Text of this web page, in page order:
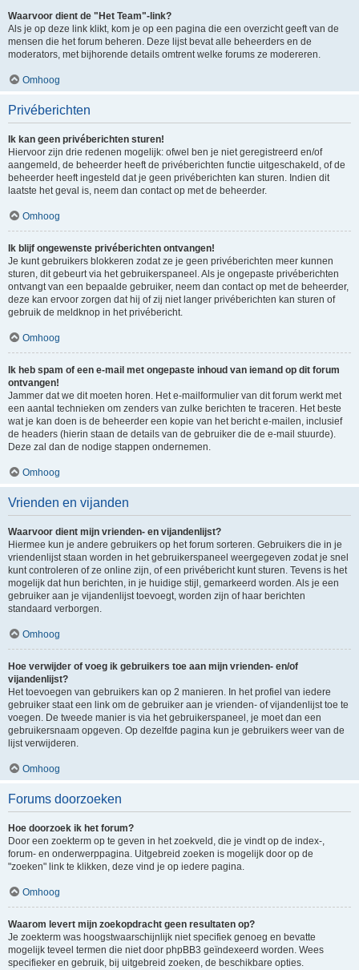
Waarvoor dient de "Het Team"-link?
Als je op deze link klikt, kom je op een pagina die een overzicht geeft van de
mensen die het forum beheren. Deze lijst bevat alle beheerders en de
moderators, met bijhorende details omtrent welke forums ze modereren.
Omhoog
Privéberichten
Ik kan geen privéberichten sturen!
Hiervoor zijn drie redenen mogelijk: ofwel ben je niet geregistreerd en/of
aangemeld, de beheerder heeft de privéberichten functie uitgeschakeld, of de
beheerder heeft ingesteld dat je geen privéberichten kan sturen. Indien dit
laatste het geval is, neem dan contact op met de beheerder.
Omhoog
Ik blijf ongewenste privéberichten ontvangen!
Je kunt gebruikers blokkeren zodat ze je geen privéberichten meer kunnen
sturen, dit gebeurt via het gebruikerspaneel. Als je ongepaste privéberichten
ontvangt van een bepaalde gebruiker, neem dan contact op met de beheerder,
deze kan ervoor zorgen dat hij of zij niet langer privéberichten kan sturen of
gebruik de meldknop in het privébericht.
Omhoog
Ik heb spam of een e-mail met ongepaste inhoud van iemand op dit forum
ontvangen!
Jammer dat we dit moeten horen. Het e-mailformulier van dit forum werkt met
een aantal technieken om zenders van zulke berichten te traceren. Het beste
wat je kan doen is de beheerder een kopie van het bericht e-mailen, inclusief
de headers (hierin staan de details van de gebruiker die de e-mail stuurde).
Deze zal dan de nodige stappen ondernemen.
Omhoog
Vrienden en vijanden
Waarvoor dient mijn vrienden- en vijandenlijst?
Hiermee kun je andere gebruikers op het forum sorteren. Gebruikers die in je
vriendenlijst staan worden in het gebruikerspaneel weergegeven zodat je snel
kunt controleren of ze online zijn, of een privébericht kunt sturen. Tevens is het
mogelijk dat hun berichten, in je huidige stijl, gemarkeerd worden. Als je een
gebruiker aan je vijandenlijst toevoegt, worden zijn of haar berichten
standaard verborgen.
Omhoog
Hoe verwijder of voeg ik gebruikers toe aan mijn vrienden- en/of
vijandenlijst?
Het toevoegen van gebruikers kan op 2 manieren. In het profiel van iedere
gebruiker staat een link om de gebruiker aan je vrienden- of vijandenlijst toe te
voegen. De tweede manier is via het gebruikerspaneel, je moet dan een
gebruikersnaam opgeven. Op dezelfde pagina kun je gebruikers weer van de
lijst verwijderen.
Omhoog
Forums doorzoeken
Hoe doorzoek ik het forum?
Door een zoekterm op te geven in het zoekveld, die je vindt op de index-,
forum- en onderwerppagina. Uitgebreid zoeken is mogelijk door op de
"zoeken" link te klikken, deze vind je op iedere pagina.
Omhoog
Waarom levert mijn zoekopdracht geen resultaten op?
Je zoekterm was hoogstwaarschijnlijk niet specifiek genoeg en bevatte
mogelijk teveel termen die niet door phpBB3 geïndexeerd worden. Wees
specifieker en gebruik, bij uitgebreid zoeken, de beschikbare opties.